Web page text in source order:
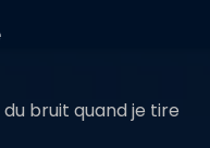
bruit quand je tire